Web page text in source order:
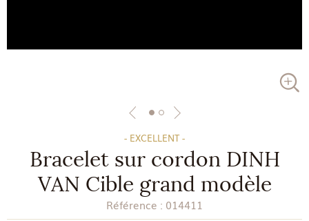
- EXCELLENT -
Bracelet sur cordon DINH
VAN Cible grand modèle
Référence : 014411